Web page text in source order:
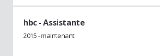
hbc- Assistante
2015 - maintenant